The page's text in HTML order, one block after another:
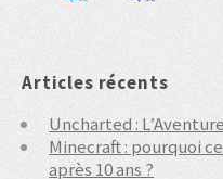
Articles récents
Uncharted :
Minecraft : pourquoi
après 10 ans ?